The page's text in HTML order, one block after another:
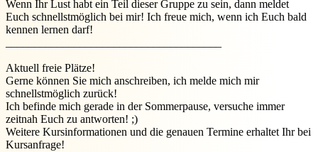
Wenn Ihr Lust habt ein Teil dieser Gruppe zu sein, dann meldet
Euch schnellstmöglich bei mir! Ich freue mich, wenn ich Euch bald
kennen lernen darf!
Aktuell freie Plätze!
Gerne können Sie mich anschreiben, ich melde mich mir
schnellstmöglich zurück!
Ich befinde mich gerade in der Sommerpause, versuche immer
zeitnah Euch zu antworten! ;)
Weitere Kursinformationen und die genauen Termine erhaltet Ihr bei
Kursanfrage!